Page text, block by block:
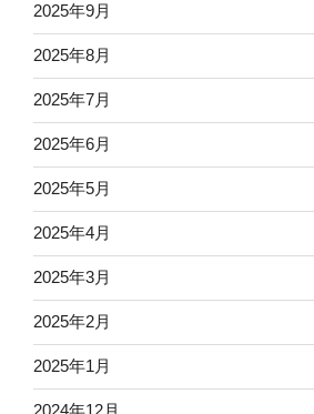
2025年9月
2025年8月
2025年7月
2025年6月
2025年5月
2025年4月
2025年3月
2025年2月
2025年1月